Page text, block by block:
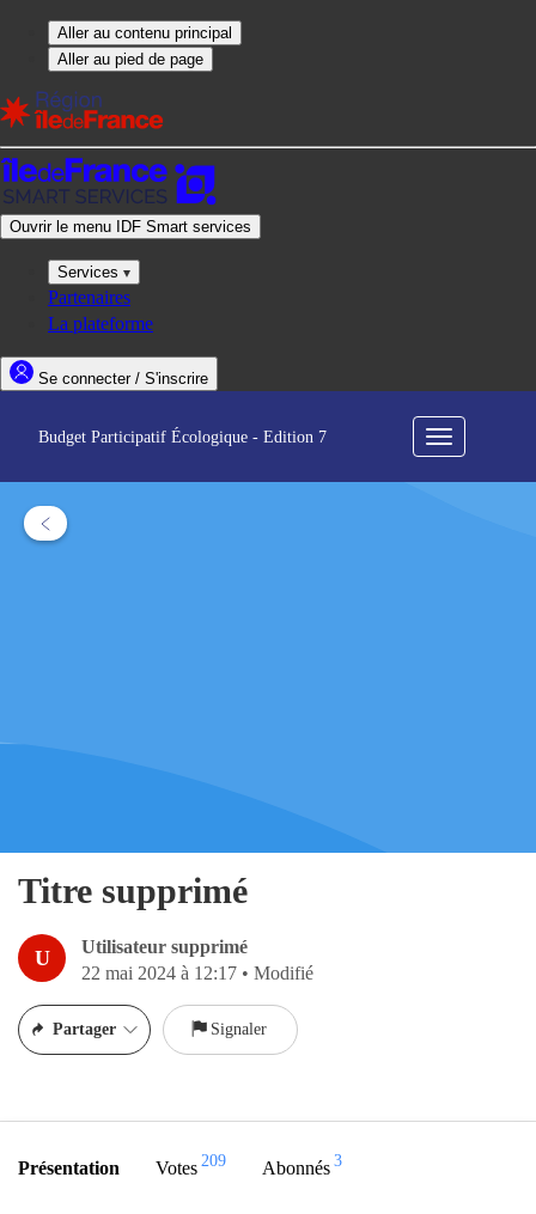
Budget Participatif Écologique - Edition 7
Menu
Titre supprimé
U
Utilisateur supprimé
22 mai 2024 à 12:17 • Modifié
Partager Signaler
Présentation Votes 209 Abonnés 3